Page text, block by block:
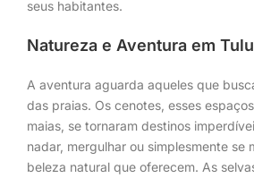
seus habitantes.
Natureza e Aventura em
A aventura aguarda aqueles que
das praias. Os cenotes, esses
maias, se tornaram destinos
nadar, mergulhar ou simplesmente se
beleza natural que oferecem. As